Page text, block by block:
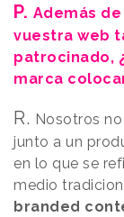
P. Además
vuestra web
patrocinado,
marca
R. Nosotros
junto a un
en lo que se
medio
branded